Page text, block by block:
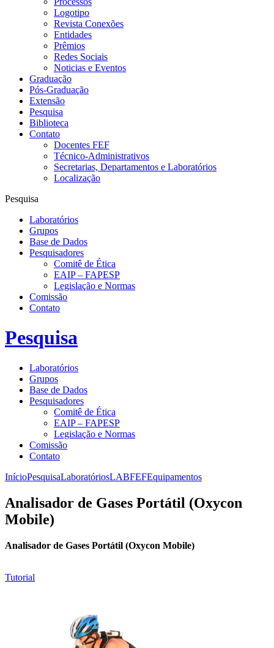
Logotipo
Revista Conexões
Entidades
Prêmios
Redes Sociais
Noticias e Eventos
Graduação
Pós-Graduação
Extensão
Pesquisa
Biblioteca
Contato
Docentes FEF
Técnico-Administrativos
Secretarias, Departamentos e Laboratórios
Localização
Pesquisa
Laboratórios
Grupos
Base de Dados
Pesquisadores
Comitê de Ética
EAIP – FAPESP
Legislação e Normas
Comissão
Contato
Pesquisa
Laboratórios
Grupos
Base de Dados
Pesquisadores
Comitê de Ética
EAIP – FAPESP
Legislação e Normas
Comissão
Contato
InícioPesquisaLaboratóriosLABFEFEquipamentos
Analisador de Gases Portátil (Oxycon
Mobile)
Analisador de Gases Portátil (Oxycon Mobile)
Tutorial